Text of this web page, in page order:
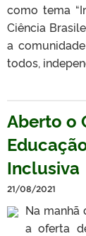
como tema
Ciência
a
todos,
Aberto o
Inclusiva
21/08/2021
Na
a oferta